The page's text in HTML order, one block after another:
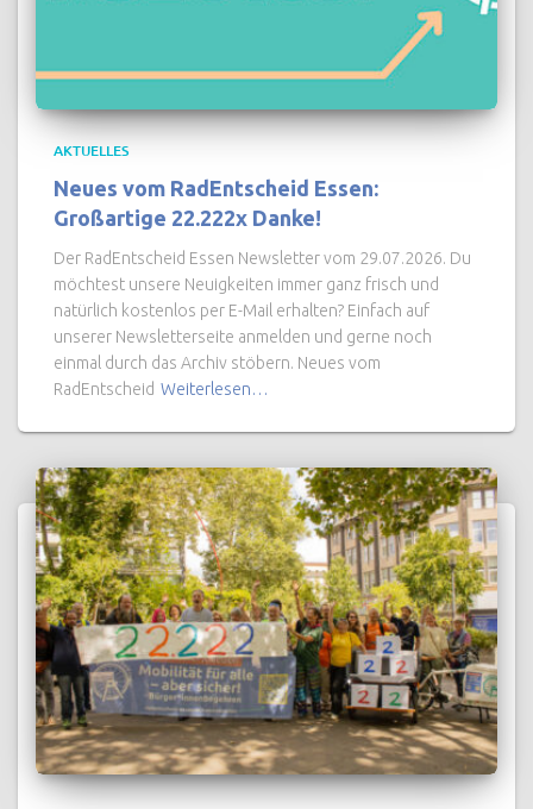
AKTUELLES
Neues vom RadEntscheid Essen:
Großartige 22.222x Danke!
Der RadEntscheid Essen Newsletter vom 29.07.2026. Du
möchtest unsere Neuigkeiten immer ganz frisch und
natürlich kostenlos per E-Mail erhalten? Einfach auf
unserer Newsletterseite anmelden und gerne noch
einmal durch das Archiv stöbern. Neues vom
RadEntscheid Weiterlesen…